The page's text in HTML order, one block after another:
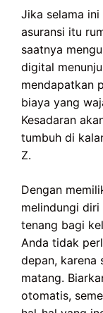
Jika selama
asuransi itu
saatnya
digital
mendapatkan
biaya yang
Kesadaran
tumbuh di
Z.
Dengan
melindungi
tenang bagi
Anda tidak
depan, karena
matang.
otomatis,